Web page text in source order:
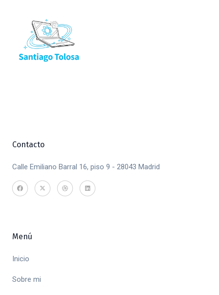
Contacto
Calle Emiliano Barral 16, piso 9 - 28043 Madrid
Menú
Inicio
Sobre mi